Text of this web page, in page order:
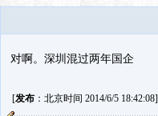
对啊。深圳混过两年国企
[发布：北京时间 2014/6/5 18:42:08]